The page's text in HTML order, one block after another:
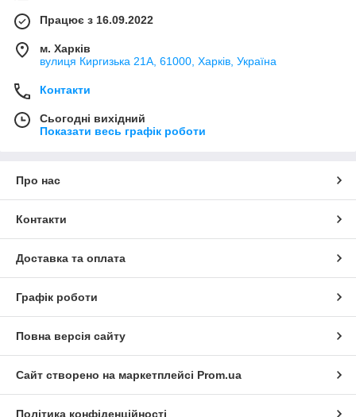
Працює з 16.09.2022
м. Харків
вулиця Киргизька 21А, 61000, Харків, Україна
Контакти
Сьогодні вихідний
Показати весь графік роботи
Про нас
Контакти
Доставка та оплата
Графік роботи
Повна версія сайту
Сайт створено на маркетплейсі Prom.ua
Політика конфіденційності